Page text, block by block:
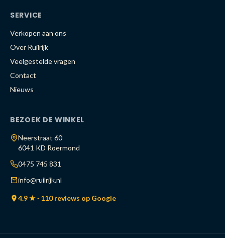
SERVICE
Verkopen aan ons
Over Ruilrijk
Veelgestelde vragen
Contact
Nieuws
BEZOEK DE WINKEL
Neerstraat 60
6041 KD Roermond
0475 745 831
info@ruilrijk.nl
4.9 ★ · 110 reviews op Google